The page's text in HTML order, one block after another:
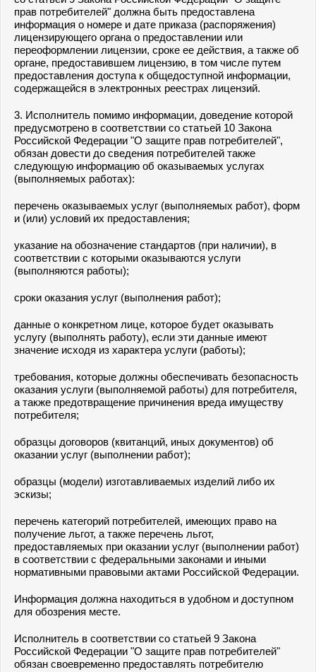
прав потребителей" должна быть предоставлена
информация о номере и дате приказа (распоряжения)
лицензирующего органа о предоставлении или
переоформлении лицензии, сроке ее действия, а также об
органе, предоставившем лицензию, в том числе путем
предоставления доступа к общедоступной информации,
содержащейся в электронных реестрах лицензий.
3. Исполнитель помимо информации, доведение которой
предусмотрено в соответствии со статьей 10 Закона
Российской Федерации "О защите прав потребителей",
обязан довести до сведения потребителей также
следующую информацию об оказываемых услугах
(выполняемых работах):
перечень оказываемых услуг (выполняемых работ), форм
и (или) условий их предоставления;
указание на обозначение стандартов (при наличии), в
соответствии с которыми оказываются услуги
(выполняются работы);
сроки оказания услуг (выполнения работ);
данные о конкретном лице, которое будет оказывать
услугу (выполнять работу), если эти данные имеют
значение исходя из характера услуги (работы);
требования, которые должны обеспечивать безопасность
оказания услуги (выполняемой работы) для потребителя,
а также предотвращение причинения вреда имуществу
потребителя;
образцы договоров (квитанций, иных документов) об
оказании услуг (выполнении работ);
образцы (модели) изготавливаемых изделий либо их
эскизы;
перечень категорий потребителей, имеющих право на
получение льгот, а также перечень льгот,
предоставляемых при оказании услуг (выполнении работ)
в соответствии с федеральными законами и иными
нормативными правовыми актами Российской Федерации.
Информация должна находиться в удобном и доступном
для обозрения месте.
Исполнитель в соответствии со статьей 9 Закона
Российской Федерации "О защите прав потребителей"
обязан своевременно предоставлять потребителю